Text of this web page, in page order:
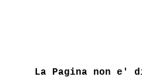
La Pagina non e'